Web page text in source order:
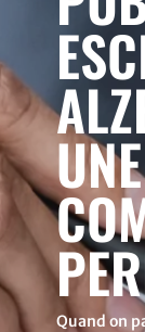
UNE
Quand on